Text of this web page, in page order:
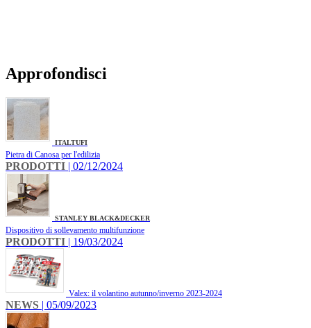
Approfondisci
ITALTUFI
Pietra di Canosa per l'edilizia
PRODOTTI | 02/12/2024
STANLEY BLACK&DECKER
Dispositivo di sollevamento multifunzione
PRODOTTI | 19/03/2024
Valex: il volantino autunno/inverno 2023-2024
NEWS | 05/09/2023